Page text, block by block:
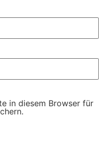
in diesem Browser für